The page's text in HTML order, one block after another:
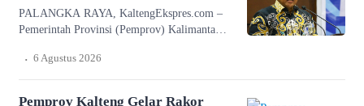
PALANGKA RAYA, KaltengEkspres.com –
Pemerintah Provinsi (Pemprov) Kalimantan
Pertanian dan Akademi Komunitas
Muhammadiyah Palangka Raya
menyelenggarakan Pendidikan Tinggi Vokasi
. 6 Agustus 2026
Pemprov Kalteng Gelar Rakor